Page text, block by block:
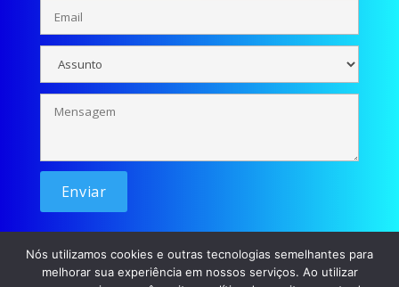
Nós utilizamos cookies e outras tecnologias semelhantes para
melhorar sua experiência em nossos serviços. Ao utilizar